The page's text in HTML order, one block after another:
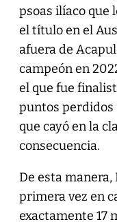
psoas ilíaco que
el título en el
afuera de
campeón en
el que fue
puntos perdidos
que cayó en la
consecuencia.
De esta
primera vez en
exactamente 17